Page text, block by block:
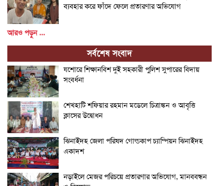
ব্যবহার করে ফাঁদে ফেলে প্রতারণার অভিযোগ
আরও পড়ুন ...
সর্বশেষ সংবাদ
যশোরে শিক্ষানবিশ দুই সহকারী পুলিশ সুপারের বিদায়
সংবর্ধনা
শেখহাটি শফিয়ার রহমান মডেলে চিত্রাঙ্কন ও আবৃত্তি
ক্লাসের উদ্বোধন
ঝিনাইদহ জেলা পরিষদ গোল্ডকাপ চ্যাম্পিয়ন ঝিনাইদহ
একাদশ
নড়াইলে মেজর পরিচয়ে প্রতারণার অভিযোগ, মানববন্ধন